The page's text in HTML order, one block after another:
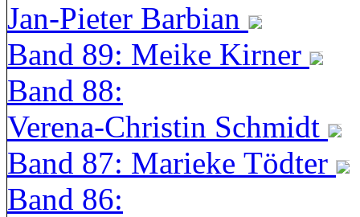
Jan-Pieter Barbian
Band 89: Meike Kirner
Band 88:
Verena-Christin Schmidt
Band 87: Marieke Tödter
Band 86: